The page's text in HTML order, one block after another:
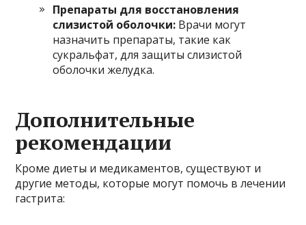
Препараты для восстановления
слизистой оболочки: Врачи могут
назначить препараты, такие как
сукральфат, для защиты слизистой
оболочки желудка.
Дополнительные
рекомендации
Кроме диеты и медикаментов, существуют и
другие методы, которые могут помочь в лечении
гастрита: